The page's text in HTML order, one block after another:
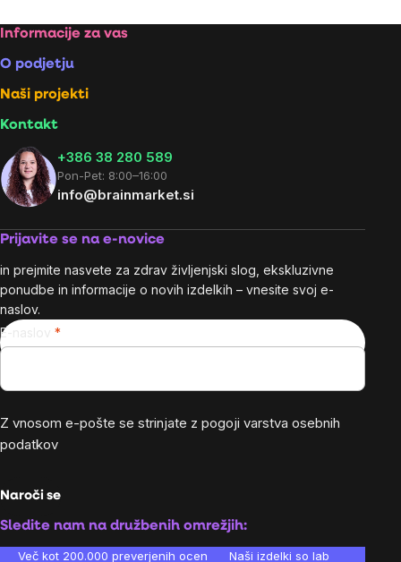
Footer
Informacije za vas
O podjetju
Naši projekti
Kontakt
+386 38 280 589
Pon-Pet: 8:00–16:00
info@brainmarket.si
Prijavite se na e-novice
in prejmite nasvete za zdrav življenjski slog, ekskluzivne
ponudbe in informacije o novih izdelkih – vnesite svoj e-
naslov.
E-naslov
Z vnosom e-pošte se strinjate z pogoji varstva osebnih
podatkov
Naroči se
Sledite nam na družbenih omrežjih:
Več kot 200.000 preverjenih ocen Naši izdelki so laboratorijsko